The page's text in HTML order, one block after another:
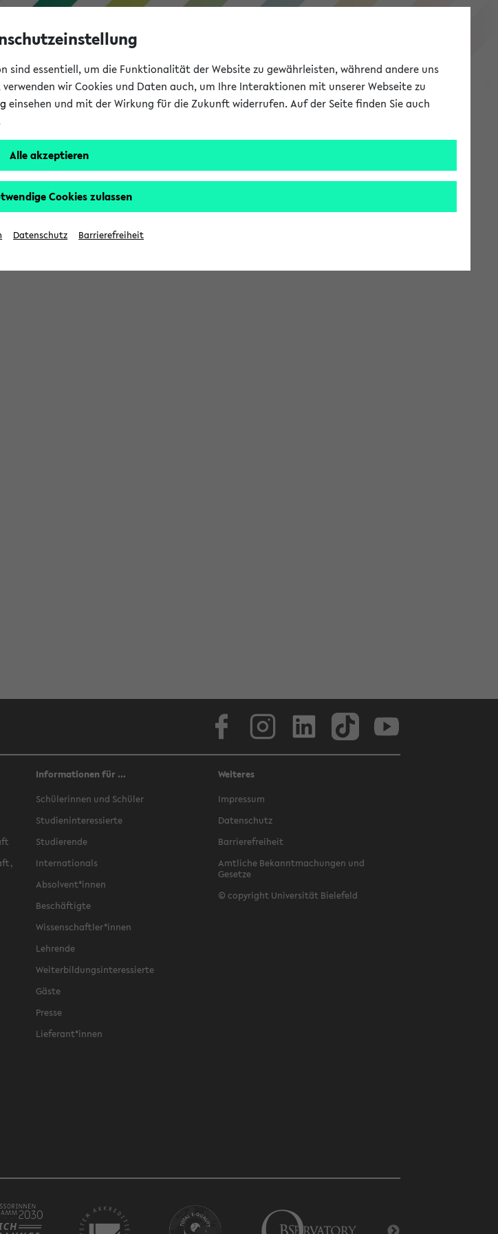
eKVV
Informationen für ...
Schülerinnen und Schüler
Studieninteressierte
Studierende
Internationals
Absolvent*innen
Beschäftigte
Wissenschaftler*innen
Lehrende
Weiterbildungsinteressierte
Gäste
Presse
Lieferant*innen
Weiteres
Impressum
Datenschutz
Barrierefreiheit
Amtliche Bekanntmachungen und
Gesetze
© copyright Universität Bielefeld
sind essentiell, um die Funktionalität der Website zu gewährleisten, während andere uns
wir Cookies und Daten auch, um Ihre Interaktionen mit unserer Webseite zu
einsehen und mit der Wirkung für die Zukunft widerrufen. Auf der Seite finden Sie auch
Alle akzeptieren
Cookies zulassen
Datenschutz Barrierefreiheit